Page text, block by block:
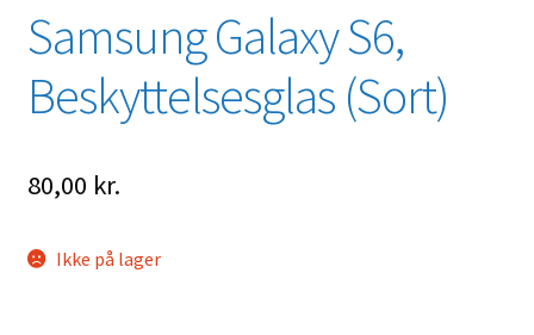
Samsung Galaxy S6,
Beskyttelsesglas (Sort)
80,00 kr.
Ikke på lager